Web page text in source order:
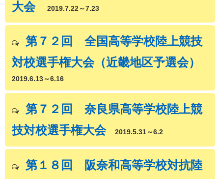
大会
2019.7.22～7.23
第７２回 全国高等学校陸上競技
対校選手権大会（近畿地区予選会）
2019.6.13～6.16
第７２回 奈良県高等学校陸上競
技対校選手権大会2019.5.31～6.2
第１８回 阪奈和高等学校対抗陸